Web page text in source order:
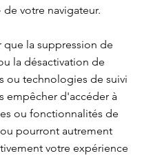
de votre navigateur.
que la suppression de
la désactivation de
ou technologies de suivi
empêcher d'accéder à
ou fonctionnalités de
pourront autrement
votre expérience